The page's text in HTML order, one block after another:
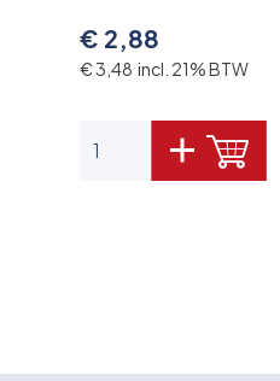
€ 2,88
€ 3,48 incl. 21% BTW